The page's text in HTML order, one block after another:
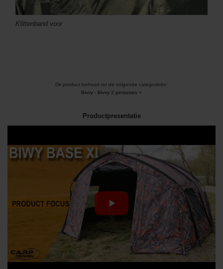
Klittenband voor
Dit product behoort tot de volgende categorieën:
Bivvy - Bivvy 2 personen +
Productpresentatie